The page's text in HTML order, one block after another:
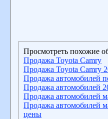
Просмотреть похожие
Продажа Toyota Camry
Продажа Toyota Camry
Продажа автомобилей
Продажа автомобилей
Продажа автомобилей
Продажа автомобилей
цены